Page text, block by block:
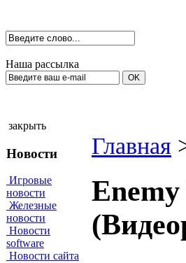
Наша рассылка
закрыть
Новости
Игровые
новости
Железные
новости
Новости
software
Новости сайта
Главная